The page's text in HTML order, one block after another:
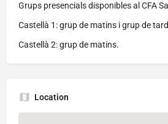
Grups presencials disponibles al CFA
Castellà 1: grup de matins i grup de
Castellà 2: grup de matins.
Location